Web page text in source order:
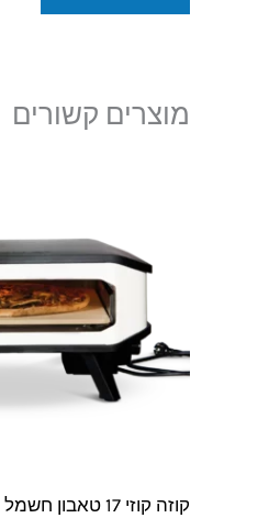
מוצרים קשורים
קוזה קוזי 17 טאבון חשמל כולל מתנות!